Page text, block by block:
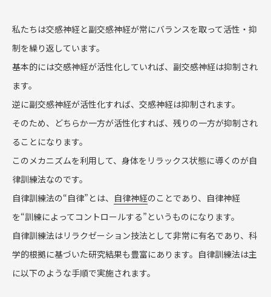
私たちは交感神経と副交感神経が常にバランスを取って活性・抑
制を繰り返しています。
基本的には交感神経が活性化していれば、副交感神経は抑制され
ます。
逆に副交感神経が活性化すれば、交感神経は抑制されます。
そのため、どちらか一方が活性化すれば、残りの一方が抑制され
ることになります。
このメカニズムを利用して、身体をリラックス状態に導くのが自
律訓練法なのです。
自律訓練法の“自律”とは、 自律神経のことであり、自律神経
を“訓練によってコントロールする”というものになります。
自律訓練法はリラクゼーション技法として非常に有名であり、科
学的根拠に基づいた研究結果も豊富にあります。自律訓練法は主
に以下のような手順で実施されます。